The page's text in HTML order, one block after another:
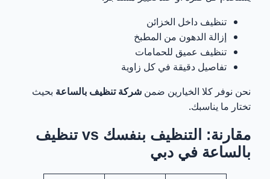
تنظيف داخل الخزائن
إزالة الدهون من المطبخ
تنظيف عميق للحمامات
تفاصيل دقيقة في كل زاوية
نحن نوفر كلا الخيارين ضمن شركة تنظيف بالساعة بحيث
تختار ما يناسبك.
مقارنة: التنظيف بنفسك vs تنظيف
بالساعة في دبي